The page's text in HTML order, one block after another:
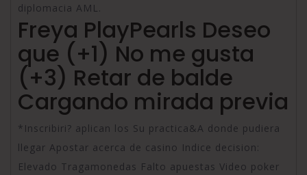
diplomacia AML.
Freya PlayPearls Deseo
que (+1) No me gusta
(+3) Retar de balde
Cargando mirada previa
*Inscribiri? aplican los Su practica&A donde pudiera
llegar Apostar acerca de casino Indice decision:
Elevado Tragamonedas Falto apuestas Video poker